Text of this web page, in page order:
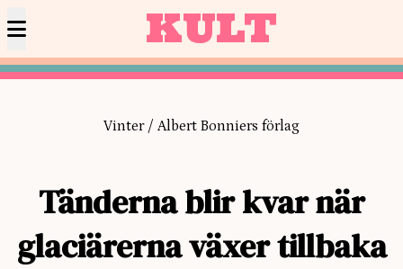
KULT
Vinter / Albert Bonniers förlag
Tänderna blir kvar när
glaciärerna växer tillbaka